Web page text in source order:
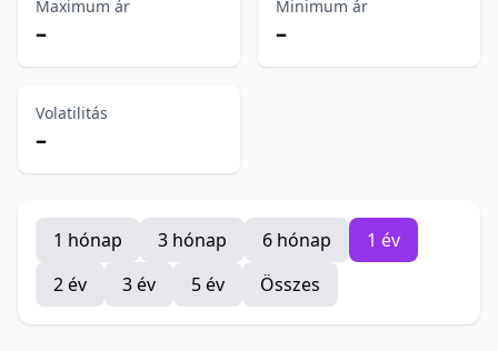
Maximum ár
–
Minimum ár
–
Volatilitás
–
1 hónap 3 hónap 6 hónap
1 év
2 év
3 év 5 év Összes